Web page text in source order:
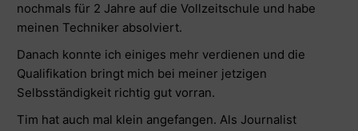
nochmals für 2 Jahre auf die Vollzeitschule und habe
meinen Techniker absolviert.
Danach konnte ich einiges mehr verdienen und die
Qualifikation bringt mich bei meiner jetzigen
Selbsständigkeit richtig gut vorran.
Tim hat auch mal klein angefangen. Als Journalist